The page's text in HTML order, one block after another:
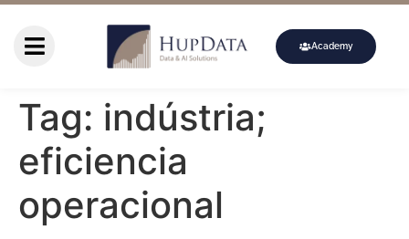
Academy
Tag: indústria;
eficiencia
operacional